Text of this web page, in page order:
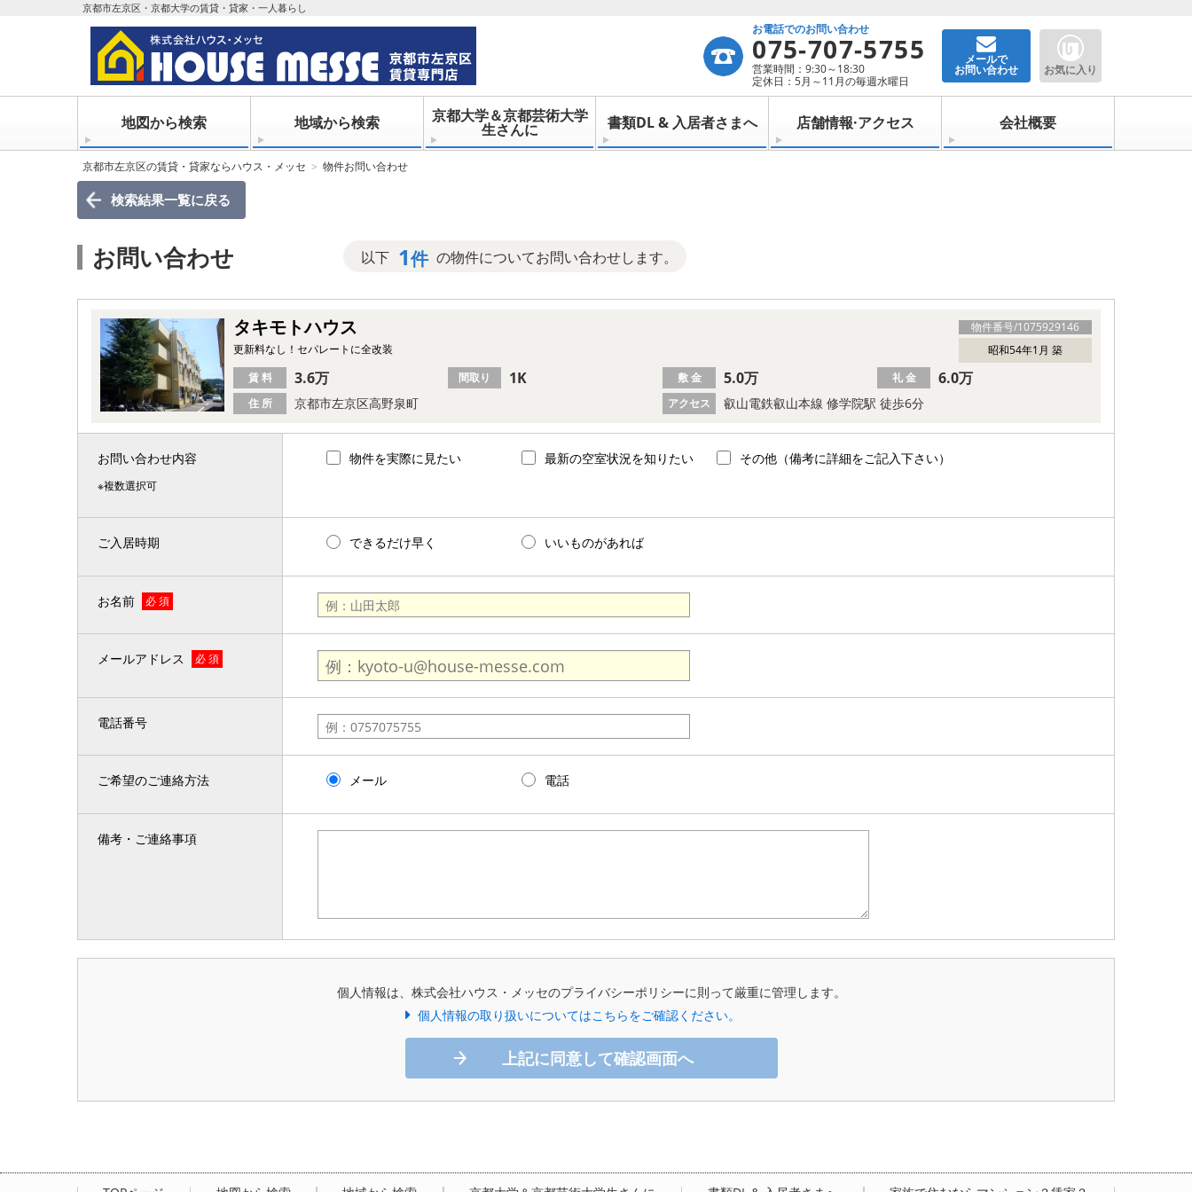
京都市左京区・京都大学の賃貸・貸家・一人暮らし
お電話でのお問い合わせ
075-707-5755
営業時間：9:30～18:30
定休日：5月～11月の毎週水曜日
メールで
お問い合わせ お気に入り
地図から検索 地域から検索 京都大学＆京都芸術大学
生さんに 書類DL & 入居者さまへ 店舗情報·アクセス 会社概要
京都市左京区の賃貸・貸家ならハウス・メッセ 物件お問い合わせ
検索結果一覧に戻る
お問い合わせ 以下 1件 の物件についてお問い合わせします。
物件番号/1075929146
タキモトハウス
昭和54年1月 築
更新料なし！セパレートに全改装
住 所 京都市左京区高野泉町 アクセス 叡山電鉄叡山本線 修学院駅 徒歩6分
賃 料 3.6万 間取り 1K 敷 金 5.0万 礼 金 6.0万
お問い合わせ内容
※複数選択可
物件を実際に見たい 最新の空室状況を知りたい その他（備考に詳細をご記入下さい）
ご入居時期 できるだけ早く いいものがあれば
お名前 必 須
メールアドレス 必 須
電話番号
ご希望のご連絡方法 メール 電話
備考・ご連絡事項
個人情報は、株式会社ハウス・メッセのプライバシーポリシーに則って厳重に管理します。
個人情報の取り扱いについてはこちらをご確認ください。
上記に同意して確認画面へ